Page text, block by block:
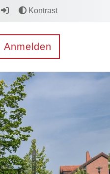
Kontrast
Anmelden